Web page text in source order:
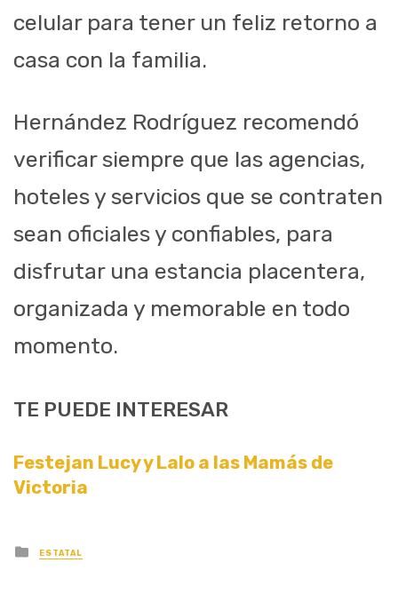
celular para tener un feliz retorno a
casa con la familia.
Hernández Rodríguez recomendó
verificar siempre que las agencias,
hoteles y servicios que se contraten
sean oficiales y confiables, para
disfrutar una estancia placentera,
organizada y memorable en todo
momento.
TE PUEDE INTERESAR
Festejan Lucy y Lalo a las Mamás de
Victoria
Posted
in
ESTATAL